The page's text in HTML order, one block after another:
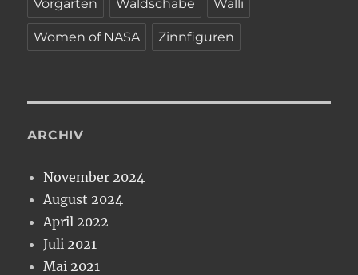
Vorgarten Waldschabe Walli
Women of NASA Zinnfiguren
ARCHIV
November 2024
August 2024
April 2022
Juli 2021
Mai 2021